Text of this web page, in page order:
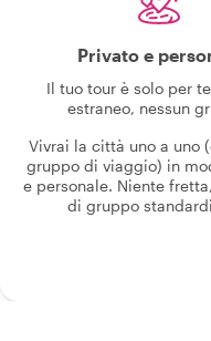
Privato e
Il tuo tour è solo per
estraneo, nessun
Vivrai la città uno a uno
gruppo di viaggio) in
e personale. Niente
di gruppo